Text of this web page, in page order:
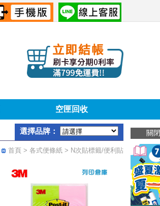
關閉
空匣回收
選擇品牌：
首頁 > 各式便條紙 > N次貼標籤/便利貼